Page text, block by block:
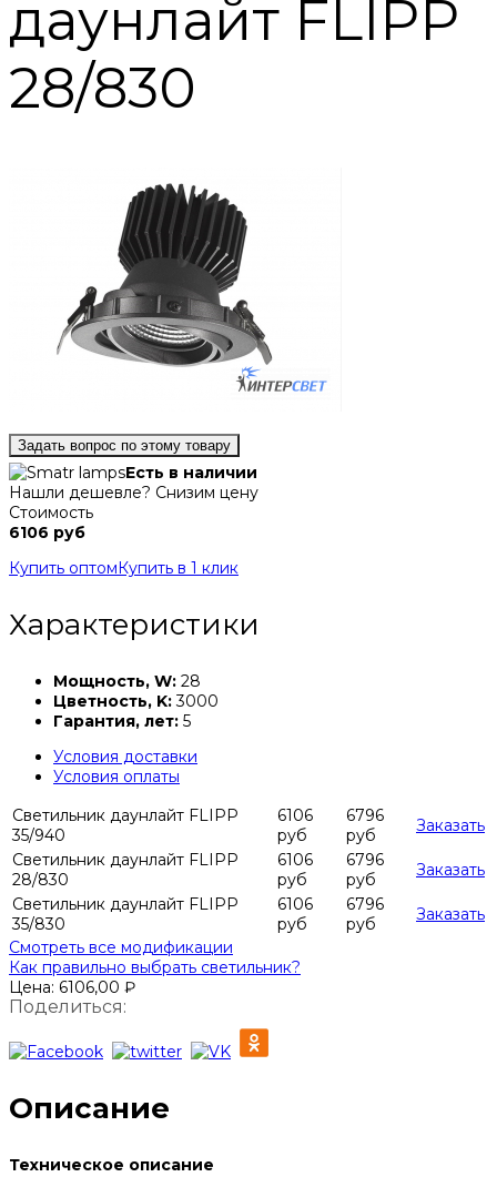
даунлайт FLIPP
28/830
Задать вопрос по этому товару
Есть в наличии
Нашли дешевле? Снизим цену
Стоимость
6106 руб
Купить оптом Купить в 1 клик
Характеристики
Мощность, W: 28
Цветность, K:3000
Гарантия, лет: 5
Условия доставки
Условия оплаты
Светильник даунлайт FLIPP
35/940
6106
руб
6796
руб
Заказать
Светильник даунлайт FLIPP
28/830
6106
руб
6796
руб
Заказать
Светильник даунлайт FLIPP
35/830
6106
руб
6796
руб
Заказать
Смотреть все модификации
Как правильно выбрать светильник?
Цена: 6106,00 ₽
Поделиться:
Описание
Техническое описание